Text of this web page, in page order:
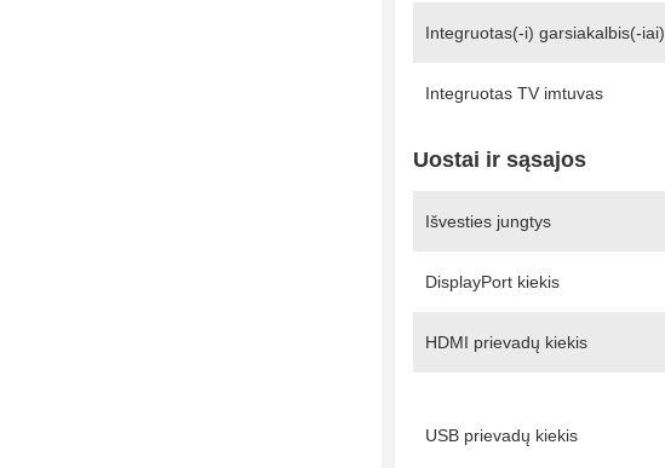
Integruotas(-i) garsiakalbis(-iai)
Integruotas TV imtuvas
Uostai ir sąsajos
Išvesties jungtys
DisplayPort kiekis
HDMI prievadų kiekis
USB prievadų kiekis